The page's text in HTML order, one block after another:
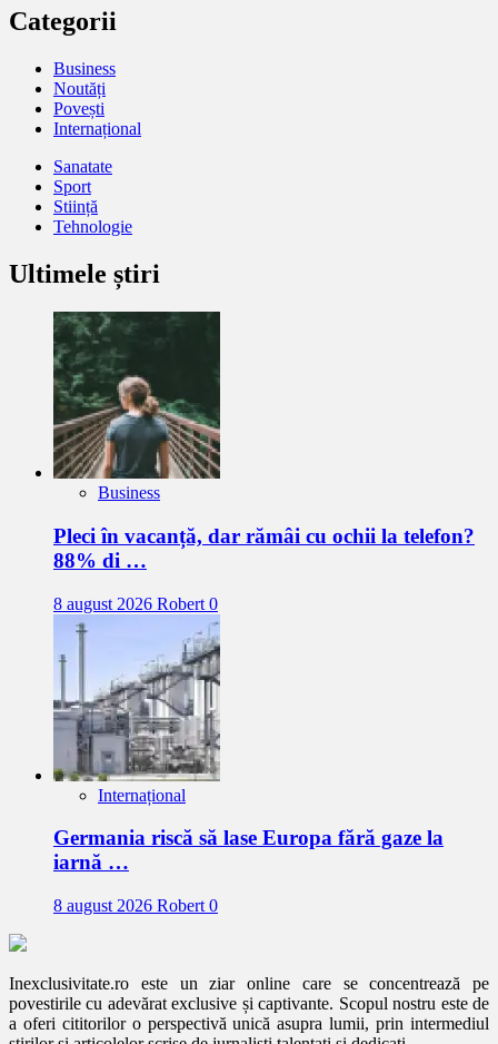
Categorii
Business
Noutăți
Povești
Internațional
Sanatate
Sport
Stiință
Tehnologie
Ultimele știri
Business
Pleci în vacanță, dar rămâi cu ochii la telefon?
88% di …
8 august 2026 Robert 0
Internațional
Germania riscă să lase Europa fără gaze la
iarnă …
8 august 2026 Robert 0
Inexclusivitate.ro este un ziar online care se concentrează pe
povestirile cu adevărat exclusive și captivante. Scopul nostru este de
a oferi cititorilor o perspectivă unică asupra lumii, prin intermediul